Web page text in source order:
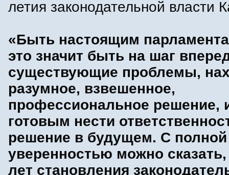
летия законодательной власти
«Быть настоящим
это значит быть на шаг
существующие проблемы,
разумное, взвешенное,
профессиональное решение,
готовым нести
решение в будущем. С полной
уверенностью можно сказать,
лет становления